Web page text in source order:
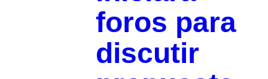
foros para
discutir